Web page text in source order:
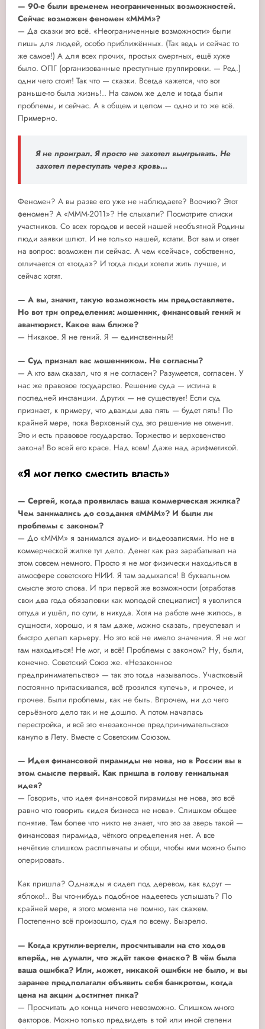
— 90-е были временем неограниченных возможностей.
Сейчас возможен феномен «МММ»?
— Да сказки это всё. «Неограниченные возможности» были
лишь для людей, особо приближённых. (Так ведь и сейчас то
же самое!) А для всех прочих, простых смертных, ещё хуже
было. ОПГ (организованные преступные группировки. — Ред.)
одни чего стоят! Так что — сказки. Всегда кажется, что вот
раньше-то была жизнь!.. На самом же деле и тогда были
проблемы, и сейчас. А в общем и целом — одно и то же всё.
Примерно.
Я не проиграл. Я просто не захотел выигрывать. Не
захотел переступать через кровь...
Феномен? А вы разве его уже не наблюдаете? Воочию? Этот
феномен? А «МММ-2011»? Не слыхали? Посмотрите списки
участников. Со всех городов и весей нашей необъятной Родины
люди заявки шлют. И не только нашей, кстати. Вот вам и ответ
на вопрос: возможен ли сейчас. А чем «сейчас», собственно,
отличается от «тогда»? И тогда люди хотели жить лучше, и
сейчас хотят.
— А вы, значит, такую возможность им предоставляете.
Но вот три определения: мошенник, финансовый гений и
авантюрист. Какое вам ближе?
— Никакое. Я не гений. Я — единственный!
— Суд признал вас мошенником. Не согласны?
— А кто вам сказал, что я не согласен? Разумеется, согласен. У
нас же правовое государство. Решение суда — истина в
последней инстанции. Других — не существует! Если суд
признает, к примеру, что дважды два пять — будет пять! По
крайней мере, пока Верховный суд это решение не отменит.
Это и есть правовое государство. Торжество и верховенство
закона! Во всей его красе. Над всем! Даже над арифметикой.
«Я мог легко сместить власть»
— Сергей, когда проявилась ваша коммерческая жилка?
Чем занимались до создания «МММ»? И были ли
проблемы с законом?
— До «МММ» я занимался аудио- и видеозаписями. Но не в
коммерческой жилке тут дело. Денег как раз зарабатывал на
этом совсем немного. Просто я не мог физически находиться в
атмосфере советского НИИ. Я там задыхался! В буквальном
смысле этого слова. И при первой же возможности (отработав
свои два года обязаловки как молодой специалист) я уволился
оттуда и ушёл, по сути, в никуда. Хотя на работе мне жилось, в
сущности, хорошо, и я там даже, можно сказать, преуспевал и
быстро делал карьеру. Но это всё не имело значения. Я не мог
там находиться! Не мог, и всё! Проблемы с законом? Ну, были,
конечно. Советский Союз же. «Незаконное
предпринимательство» — так это тогда называлось. Участковый
постоянно притаскивался, всё грозился «упечь», и прочее, и
прочее. Были проблемы, как не быть. Впрочем, ни до чего
серьёзного дело так и не дошло. А потом началась
перестройка, и всё это «незаконное предпринимательство»
кануло в Лету. Вместе с Советским Союзом.
— Идея финансовой пирамиды не нова, но в России вы в
этом смысле первый. Как пришла в голову гениальная
идея?
— Говорить, что идея финансовой пирамиды не нова, это всё
равно что говорить «идея бизнеса не нова». Слишком общее
понятие. Тем более что никто не знает, что это за зверь такой —
финансовая пирамида, чёткого определения нет. А все
нечёткие слишком расплывчаты и общи, чтобы ими можно было
оперировать.
Как пришла? Однажды я сидел под деревом, как вдруг —
яблоко!.. Вы что-нибудь подобное надеетесь услышать? По
крайней мере, я этого момента не помню, так скажем.
Постепенно всё произошло, судя по всему. Вызрело.
— Когда крутили-вертели, просчитывали на сто ходов
вперёд, не думали, что ждёт такое фиаско? В чём была
ваша ошибка? Или, может, никакой ошибки не было, и вы
заранее предполагали объявить себя банкротом, когда
цена на акции достигнет пика?
— Просчитать до конца ничего невозможно. Слишком много
факторов. Можно только предвидеть в той или иной степени